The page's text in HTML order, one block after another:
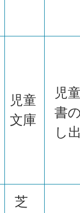
児童
文庫
児
書
し
芝